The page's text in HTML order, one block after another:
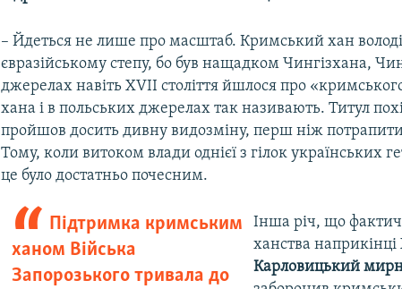
– Йдеться не лише про масштаб. Кримський хан
євразійському степу, бо був нащадком Чингізхана,
джерелах навіть ХVІІ століття йшлося про
хана і в польських джерелах так називають. Титул
пройшов досить дивну видозміну, перш ніж потрапити
Тому, коли витоком влади однієї з гілок українських
це було достатньо почесним.
Підтримка кримським
ханом Війська
Запорозького тривала до
Інша річ, що
ханства наприкінці
Карловицький